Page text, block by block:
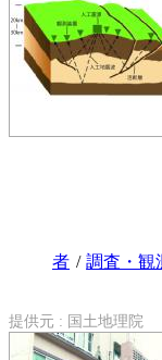
者 / 調査・観
提供元 : 国土地理院